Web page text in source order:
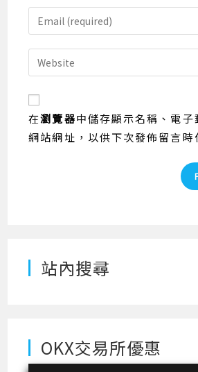
name
or
to
comment
Enter
your
email
address
comment
Enter
your
website
URL
(optional)
在瀏覽器中儲存顯示名稱、電子
網站網址，以供下次發佈留言時
站內搜尋
OKX交易所優惠